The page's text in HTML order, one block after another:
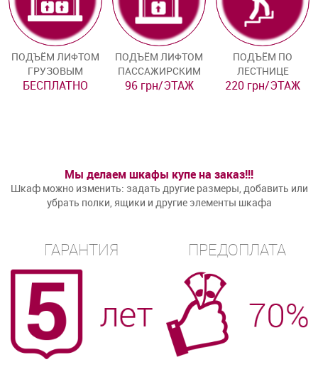
ПОДЪЁМ ЛИФТОМ
ГРУЗОВЫМ
БЕСПЛАТНО
ПОДЪЁМ ЛИФТОМ
ПАССАЖИРСКИМ
96 грн/ЭТАЖ
ПОДЪЁМ ПО
ЛЕСТНИЦЕ
220 грн/ЭТАЖ
Мы делаем шкафы купе на заказ!!!
Шкаф можно изменить: задать другие размеры, добавить или
убрать полки, ящики и другие элементы шкафа
ГАРАНТИЯ ПРЕДОПЛАТА